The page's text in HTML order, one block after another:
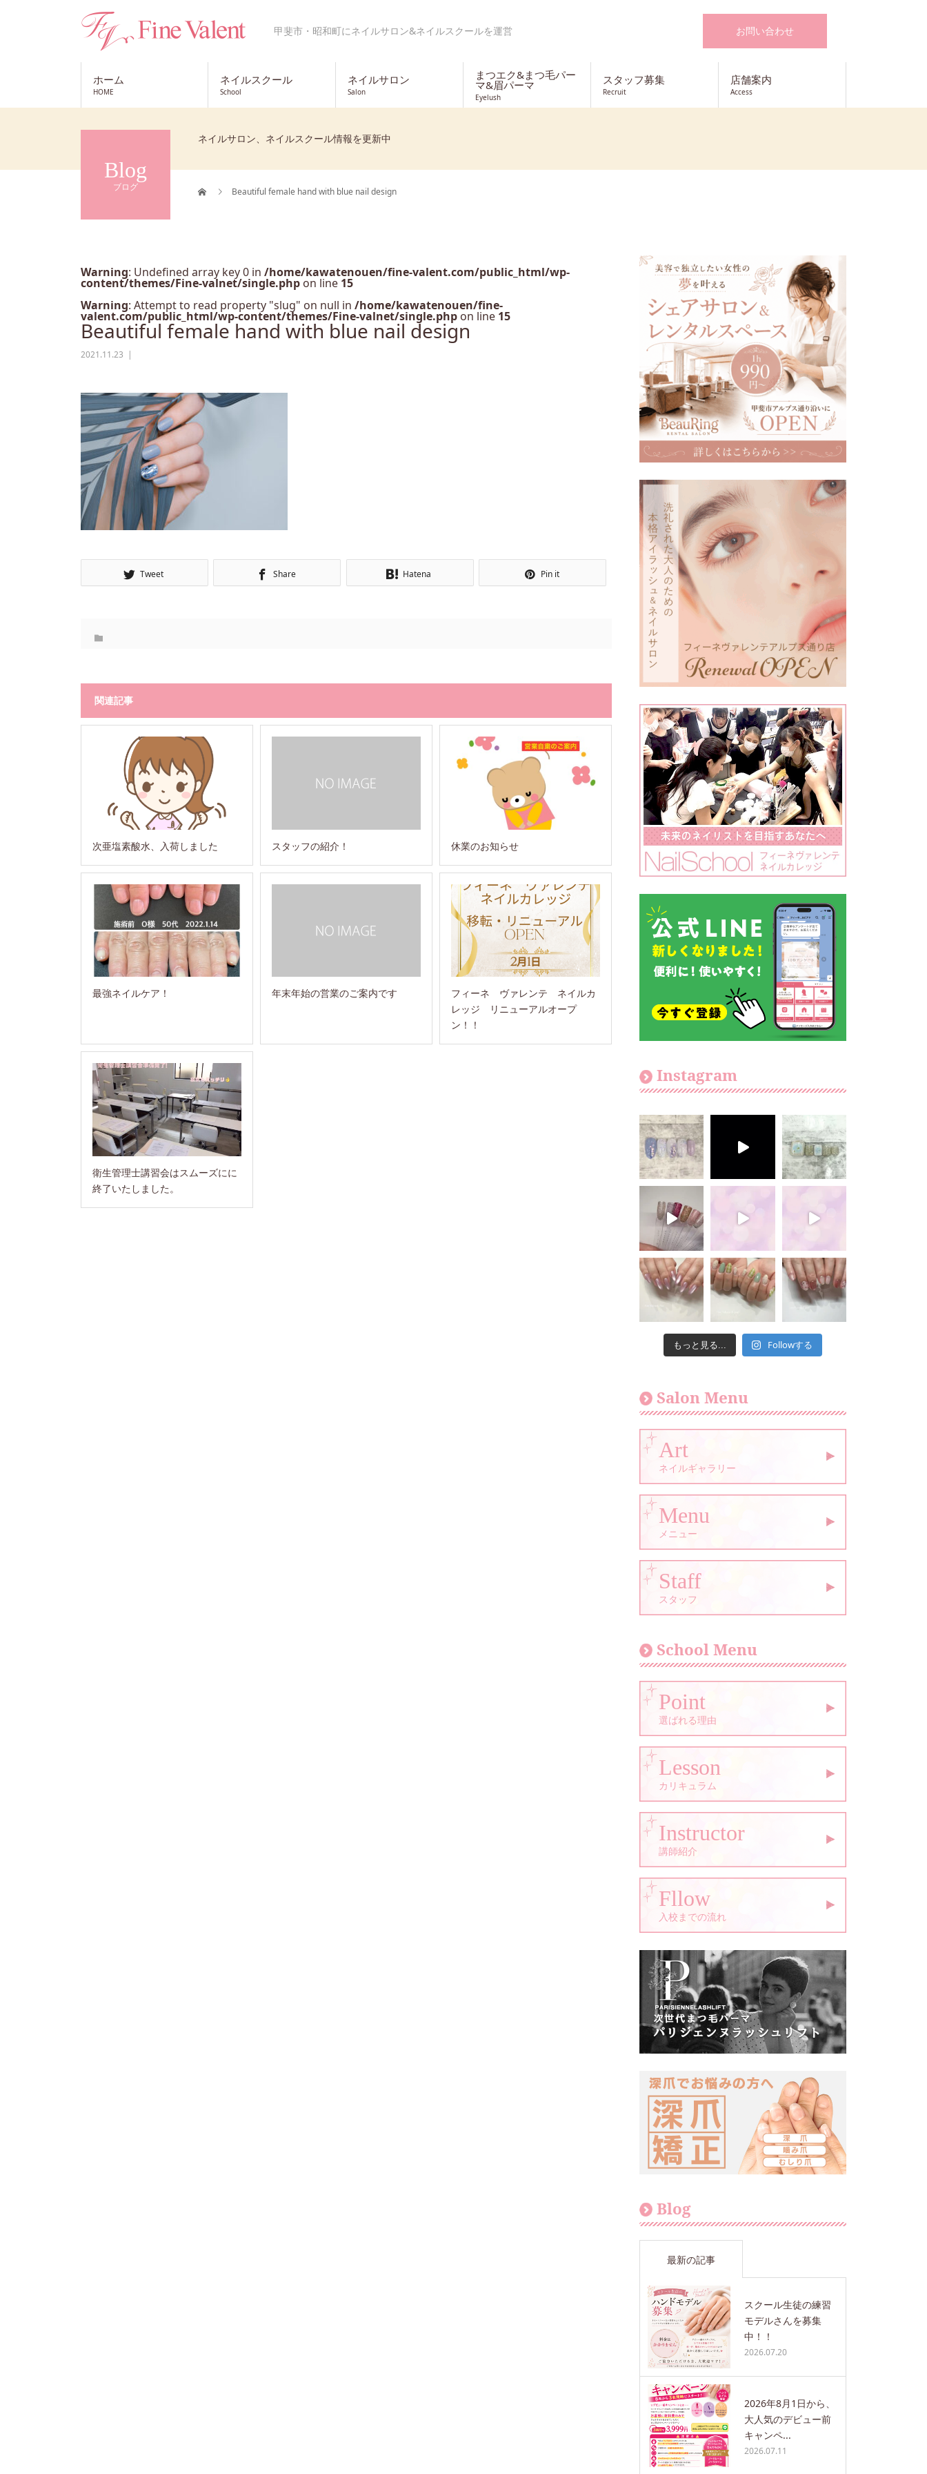
甲斐市・昭和町にネイルサロン&ネイルスクールを運営 お問い合わせ
ホーム
HOME
ネイルスクール
School
ネイルサロン
Salon
まつエク&まつ毛パー
マ&眉パーマ
Eyelush
スタッフ募集
Recruit
店舗案内
Access
Blog
ブログ
ネイルサロン、ネイルスクール情報を更新中
Beautiful female hand with blue nail design
Warning: Undefined array key 0 in /home/kawatenouen/fine-valent.com/public_html/wp-
content/themes/Fine-valnet/single.php on line 15
Warning: Attempt to read property "slug" on null in /home/kawatenouen/fine-
valent.com/public_html/wp-content/themes/Fine-valnet/single.php on line 15
Beautiful female hand with blue nail design
2021.11.23
Tweet Share Hatena Pin it
関連記事
次亜塩素酸水、入荷しました スタッフの紹介！ 休業のお知らせ
最強ネイルケア！ 年末年始の営業のご案内です
フィーネ ヴァレンテ ネイルカ
レッジ リニューアルオープ
ン！！
衛生管理士講習会はスムーズにに
終了いたしました。
Instagram
もっと見る... Followする
Salon Menu
Art
ネイルギャラリー
Menu
メニュー
Staff
スタッフ
School Menu
Point
選ばれる理由
Lesson
カリキュラム
Instructor
講師紹介
Fllow
入校までの流れ
Blog
最新の記事
スクール生徒の練習
モデルさんを募集
中！！
2026.07.20
2026年8月1日から、
大人気のデビュー前
キャンペ...
2026.07.11